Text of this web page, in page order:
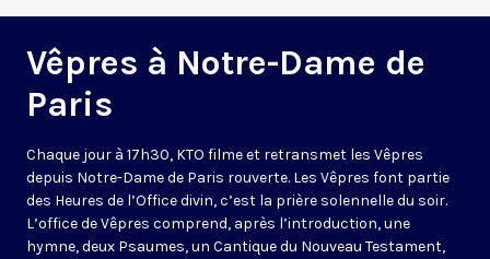
Vêpres à Notre-Dame de
Paris
Chaque jour à 17h30, KTO filme et retransmet les Vêpres
depuis Notre-Dame de Paris rouverte. Les Vêpres font partie
des Heures de l’Office divin, c’est la prière solennelle du soir.
L’office de Vêpres comprend, après l’introduction, une
hymne, deux Psaumes, un Cantique du Nouveau Testament,